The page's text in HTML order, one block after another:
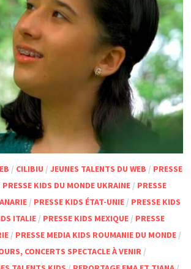
/ CILIBIU / JEUNES TALENTS DU WEB / PRESSE
PRESSE KIDS DU MONDE UKRAINE/ PRESSE
/ PRESSE KIDS ÉTAT-UNIE/ PRESSE KIDS
ITALIE/ PRESSE KIDS MEXIQUE/ PRESSE
/ PRESSE MEDIA KIDS ROUMANIE DU MONDE/
CONCERTS SPECTACLE À VENIR /